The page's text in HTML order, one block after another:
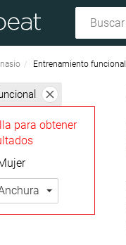
Entrenamiento funcional
para obtener